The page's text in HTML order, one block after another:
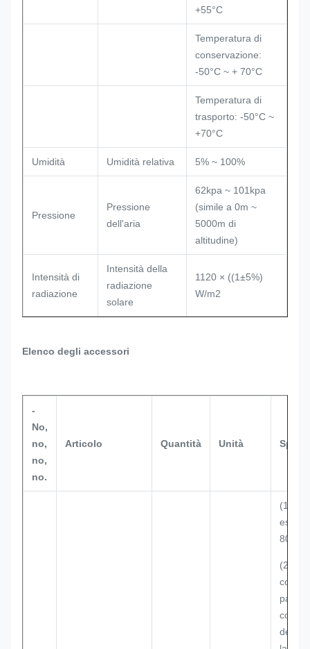
+55°C
Temperatura di
conservazione:
-50°C ~ + 70°C
Temperatura di
trasporto: -50°C ~
+70°C
Umidità Umidità relativa 5% ~ 100%
Pressione
Pressione
dell'aria
62kpa ~ 101kpa
(simile a 0m ~
5000m di
altitudine)
Intensità di
radiazione
Intensità della
radiazione
solare
1120 × ((1±5%)
W/m2
Elenco degli accessori
-
No,
no,
no,
no.
Articolo Quantità Unità
(1)
(2) Un
parte
delle